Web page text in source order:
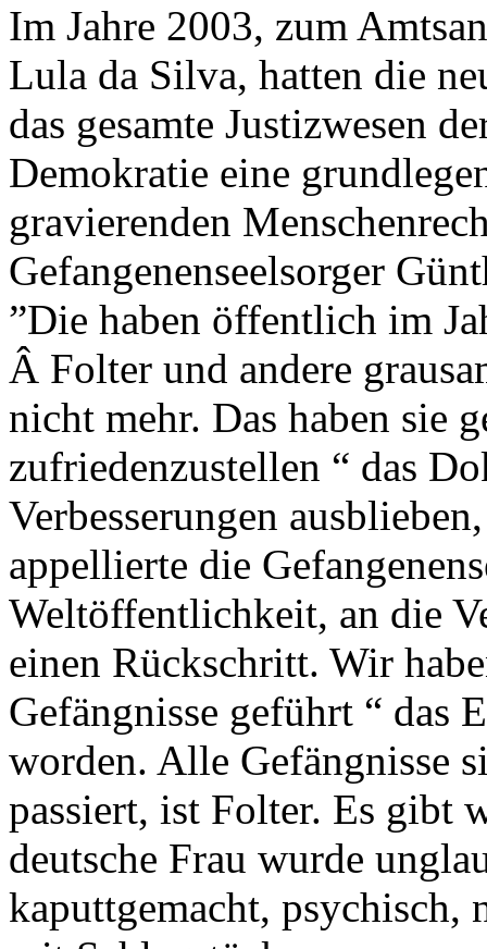
Im Jahre 2003, zum
Lula da Silva, hatten die
das gesamte Justizwesen
Demokratie eine
gravierenden
Gefangenenseelsorger
”Die haben öffentlich im
Â Folter und andere
nicht mehr. Das haben sie
zufriedenzustellen “ das
Verbesserungen
appellierte die
Weltöffentlichkeit, an die
einen Rückschritt. Wir
Gefängnisse geführt “ das
worden. Alle Gefängnisse
passiert, ist Folter. Es gibt
deutsche Frau wurde
kaputtgemacht, psychisch,